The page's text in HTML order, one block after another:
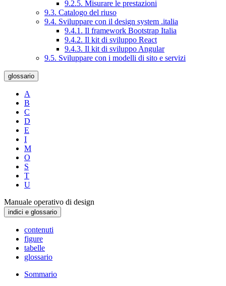
9.2.5. Misurare le prestazioni
9.3. Catalogo del riuso
9.4. Sviluppare con il design system .italia
9.4.1. Il framework Bootstrap Italia
9.4.2. Il kit di sviluppo React
9.4.3. Il kit di sviluppo Angular
9.5. Sviluppare con i modelli di sito e servizi
glossario
A
B
C
D
E
I
M
O
S
T
U
Manuale operativo di design
indici e glossario
contenuti
figure
tabelle
glossario
Sommario